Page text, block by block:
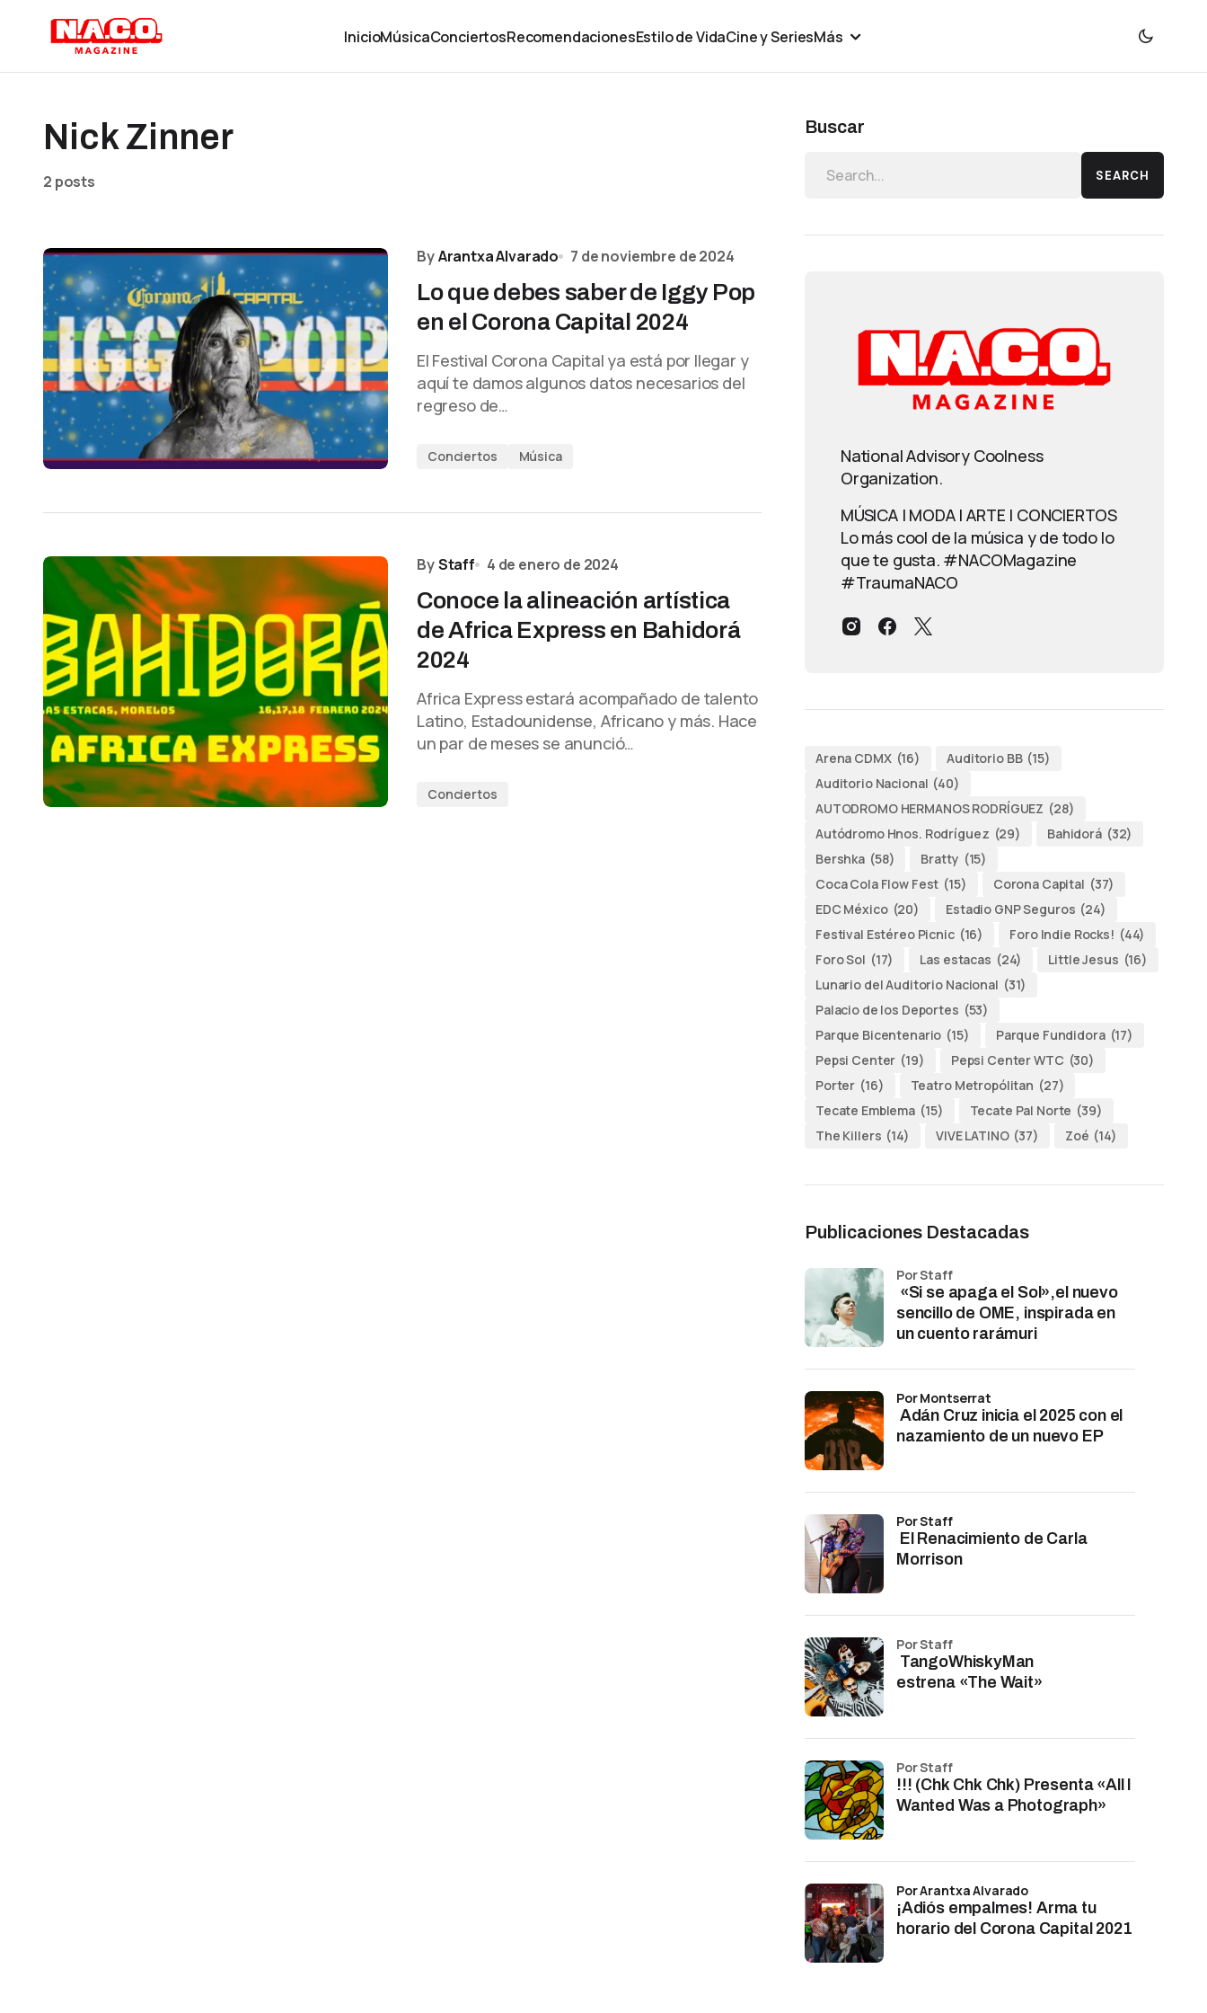
InicioMúsicaConciertosRecomendacionesEstilo de VidaCine y SeriesMás
Nick Zinner
2 posts
ByArantxa Alvarado 7 de noviembre de 2024
Lo que debes saber de Iggy Pop
en el Corona Capital 2024
El Festival Corona Capital ya está por llegar y
aquí te damos algunos datos necesarios del
regreso de…
Conciertos Música
ByStaff 4 de enero de 2024
Conoce la alineación artística
de Africa Express en Bahidorá
2024
Africa Express estará acompañado de talento
Latino, Estadounidense, Africano y más. Hace
un par de meses se anunció…
Conciertos
Buscar
SEARCH
National Advisory Coolness
Organization.
MÚSICA | MODA | ARTE | CONCIERTOS
Lo más cool de la música y de todo lo
que te gusta. #NACOMagazine
#TraumaNACO
Arena CDMX (16) Auditorio BB (15)
Auditorio Nacional (40)
AUTODROMO HERMANOS RODRÍGUEZ (28)
Autódromo Hnos. Rodríguez (29) Bahidorá (32)
Bershka (58) Bratty (15)
Coca Cola Flow Fest (15) Corona Capital (37)
EDC México (20) Estadio GNP Seguros (24)
Festival Estéreo Picnic (16) Foro Indie Rocks! (44)
Foro Sol (17) Las estacas (24) Little Jesus (16)
Lunario del Auditorio Nacional (31)
Palacio de los Deportes (53)
Parque Bicentenario (15) Parque Fundidora (17)
Pepsi Center (19) Pepsi Center WTC (30)
Porter (16) Teatro Metropólitan (27)
Tecate Emblema (15) Tecate Pal Norte (39)
The Killers (14) VIVE LATINO (37) Zoé (14)
Publicaciones Destacadas
«Si se apaga el Sol»,el nuevo
sencillo de OME, inspirada en
un cuento rarámuri
por Staff
Adán Cruz inicia el 2025 con el
nazamiento de un nuevo EP
por Montserrat
El Renacimiento de Carla
Morrison
por Staff
TangoWhiskyMan
estrena «The Wait»
por Staff
!!! (Chk Chk Chk) Presenta «All I
Wanted Was a Photograph»
por Staff
¡Adiós empalmes! Arma tu
horario del Corona Capital 2021
por Arantxa Alvarado